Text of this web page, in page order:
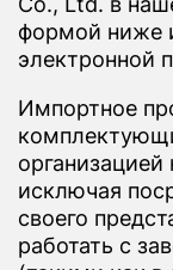
формой ниже
электронной
Импортное
исключая
своего
работать с